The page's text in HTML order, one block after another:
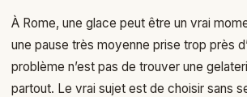
À Rome, une glace peut être un vrai
une pause très moyenne prise trop près
problème n’est pas de trouver une
partout. Le vrai sujet est de choisir sans